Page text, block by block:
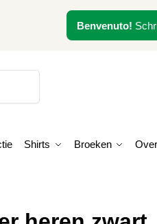
Benvenuto!
Shirts Broeken